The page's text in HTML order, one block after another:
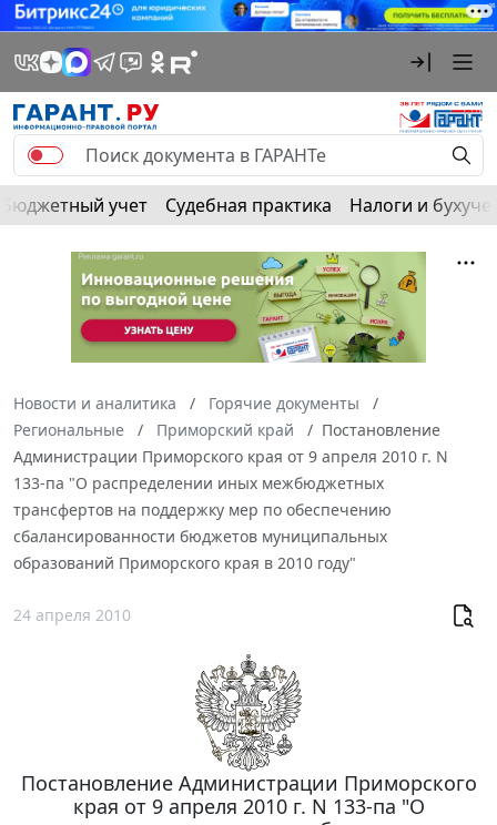
Бюджетный учет Судебная практика Налоги и
Новости и аналитика
Горячие документы
Региональные
Приморский край
Постановление
Администрации Приморского края от 9 апреля 2010 г. N
133-па "О распределении иных межбюджетных
трансфертов на поддержку мер по обеспечению
сбалансированности бюджетов муниципальных
образований Приморского края в 2010 году"
24 апреля 2010
Постановление Администрации Приморского
края от 9 апреля 2010 г. N 133-па "О